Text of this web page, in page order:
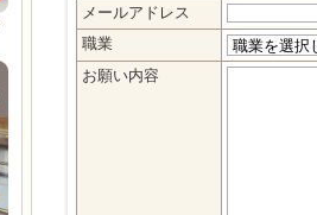
メールアドレス
職業
お願い内容